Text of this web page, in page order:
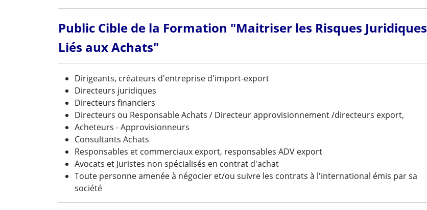
Public Cible de la Formation "Maitriser les Risques Juridiques
Liés aux Achats"
Dirigeants, créateurs d'entreprise d'import-export
Directeurs juridiques
Directeurs financiers
Directeurs ou Responsable Achats / Directeur approvisionnement /directeurs export,
Acheteurs - Approvisionneurs
Consultants Achats
Responsables et commerciaux export, responsables ADV export
Avocats et Juristes non spécialisés en contrat d'achat
Toute personne amenée à négocier et/ou suivre les contrats à l'international émis par sa
société